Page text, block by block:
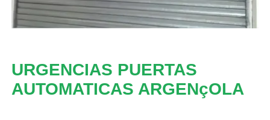
URGENCIAS PUERTAS
AUTOMATICAS ARGENçOLA